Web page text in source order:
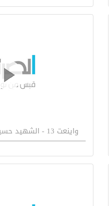
واينعت 13 - الشهيد حسين اسعد